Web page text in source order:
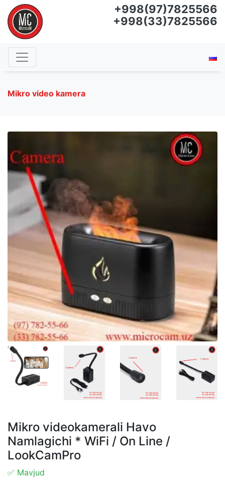
+998(97)7825566
+998(33)7825566
Mikro video kamera
Mikro videokamerali Havo
Namlagichi * WiFi / On Line /
LookCamPro
✅ Mavjud